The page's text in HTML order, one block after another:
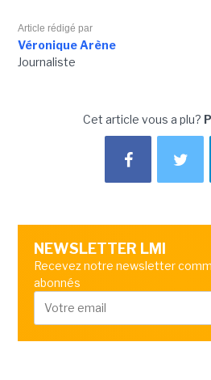
Article rédigé par
Véronique Arène
Journaliste
Cet article vous a plu?
NEWSLETTER LMI
Recevez notre newsletter
abonnés